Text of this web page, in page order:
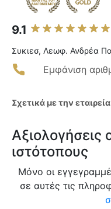
9.1
Συκιεσ, Λεωφ. Ανδρέα
Εμφάνιση
Σχετικά με την
ιστότοπους
Μόνο οι
σε αυτές τις